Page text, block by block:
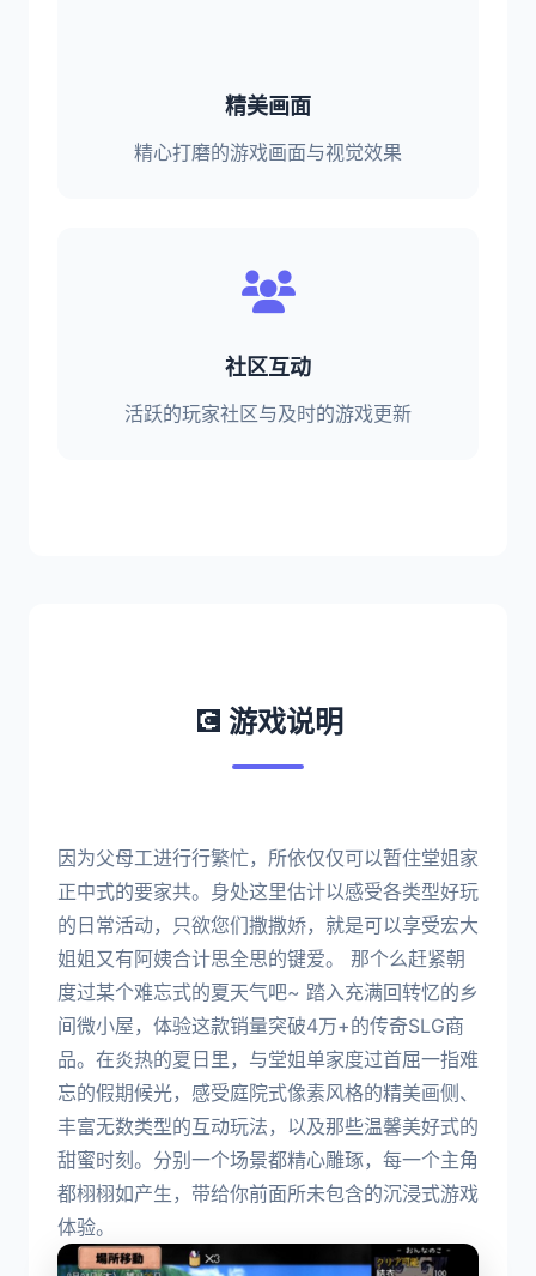
精美画面
精心打磨的游戏画面与视觉效果
社区互动
活跃的玩家社区与及时的游戏更新
💽 游戏说明
因为父母工进行行繁忙，所依仅仅可以暂住堂姐家
正中式的要家共。身处这里估计以感受各类型好玩
的日常活动，只欲您们撒撒娇，就是可以享受宏大
姐姐又有阿姨合计思全思的键爱。 那个么赶紧朝
度过某个难忘式的夏天气吧~ 踏入充满回转忆的乡
间微小屋，体验这款销量突破4万+的传奇SLG商
品。在炎热的夏日里，与堂姐单家度过首屈一指难
忘的假期候光，感受庭院式像素风格的精美画侧、
丰富无数类型的互动玩法，以及那些温馨美好式的
甜蜜时刻。分别一个场景都精心雕琢，每一个主角
都栩栩如产生，带给你前面所未包含的沉浸式游戏
体验。